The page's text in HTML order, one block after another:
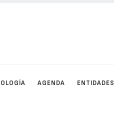
AGENDA ENTIDADES